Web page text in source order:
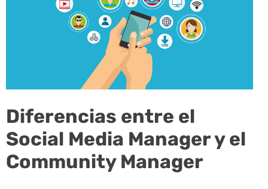
Diferencias entre el
Social Media Manager y el
Community Manager